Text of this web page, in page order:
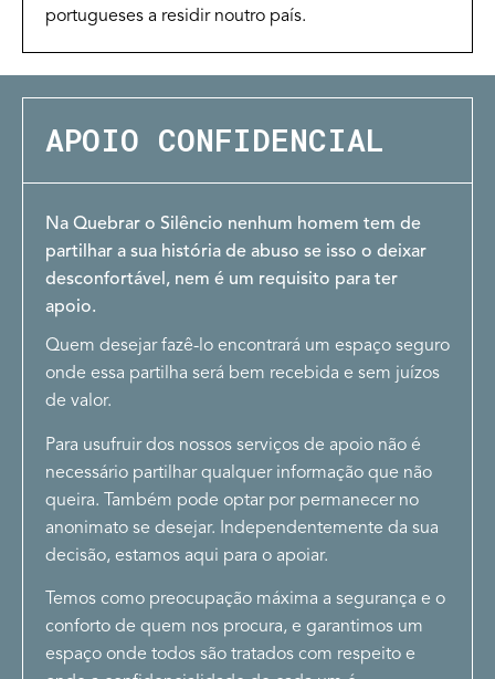
portugueses a residir noutro país.
APOIO CONFIDENCIAL
Na Quebrar o Silêncio nenhum homem tem de
partilhar a sua história de abuso se isso o deixar
desconfortável, nem é um requisito para ter
apoio.
Quem desejar fazê-lo encontrará um espaço seguro
onde essa partilha será bem recebida e sem juízos
de valor.
Para usufruir dos nossos serviços de apoio não é
necessário partilhar qualquer informação que não
queira. Também pode optar por permanecer no
anonimato se desejar. Independentemente da sua
decisão, estamos aqui para o apoiar.
Temos como preocupação máxima a segurança e o
conforto de quem nos procura, e garantimos um
espaço onde todos são tratados com respeito e